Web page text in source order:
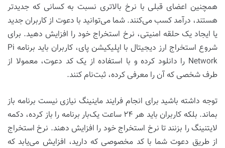
همچنین اعضای قبلی با نرخ بالاتری نسبت به کسانی که جدیدتر
هستند، درآمد کسب می‌کنند. شما می‌توانید با دعوت از کاربران جدید
یا ایجاد یک حلقه امنیتی، نرخ استخراج خود را افزایش دهید. برای
شروع استخراج ارز دیجیتال با اپلیکیشن پای، کاربران باید برنامه Pi
Network را دانلود کرده و با استفاده از یک کد دعوت، معمولا از
طرف شخصی که آن‌ را معرفی کرده، ثبت‌نام کنند.
توجه داشته باشید برای انجام فرایند ماینینگ نیازی نیست برنامه باز
بماند. بلکه کاربران باید هر ۲۴ ساعت یک‌بار برنامه را باز کرده، دکمه
لایتنینگ را بزنند تا نرخ استخراج خود را افزایش دهند. نرخ استخراج
از طریق دعوت شما با کد مخصوصی که دارید، افزایش می‌یابد که